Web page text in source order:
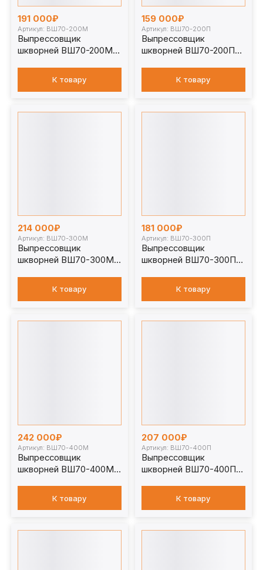
191 000₽
Артикул: ВШ70-200М
Выпрессовщик
шкворней ВШ70-200М с
К товару
159 000₽
Артикул: ВШ70-200П
Выпрессовщик
шкворней ВШ70-200П
К товару
214 000₽
Артикул: ВШ70-300М
Выпрессовщик
шкворней ВШ70-300М с
К товару
181 000₽
Артикул: ВШ70-300П
Выпрессовщик
шкворней ВШ70-300П
К товару
242 000₽
Артикул: ВШ70-400М
Выпрессовщик
шкворней ВШ70-400М с
К товару
207 000₽
Артикул: ВШ70-400П
Выпрессовщик
шкворней ВШ70-400П
К товару